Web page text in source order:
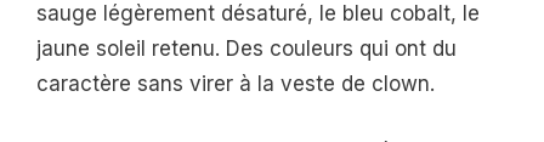
sauge légèrement désaturé, le bleu cobalt, le
jaune soleil retenu. Des couleurs qui ont du
caractère sans virer à la veste de clown.